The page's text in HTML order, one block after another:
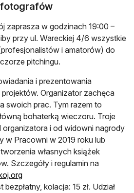
zaprasza w godzinach 19:00 –
przy ul. Wareckiej 4/6 wszystkie
i amatorów) do
pitchingu.
i prezentowania
projektów. Organizator zachęca
swoich prac. Tym razem to
bohaterką wieczoru. Troje
i od widowni nagrody
w Pracowni w 2019 roku lub
własnych książek
Szczegóły i regulamin na
kolacja: 15 zł. Udział